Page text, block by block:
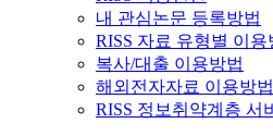
내 관심논문 등록방법
RISS 자료 유형별 이용
복사/대출 이용방법
해외전자자료 이용방법
RISS 정보취약계층 서